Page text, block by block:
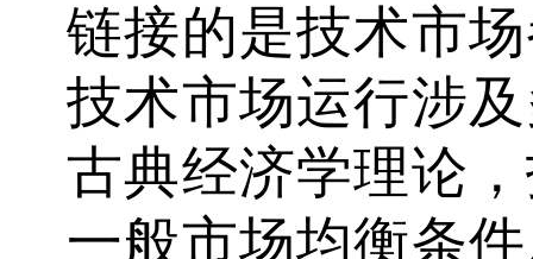
链接的是技术市
技术市场运行涉
古典经济学理论
一般市场均衡条